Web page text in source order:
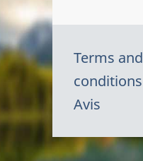
Terms and
conditions
Avis